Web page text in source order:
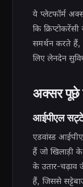
ये प्लेटफॉर्म
कि
समर्थन करते हैं,
लिए लेनदेन
अक्सर पूछे
आईपीएल
एडवांस्ड
हैं जो खिलाड़ी
के उतार-चढ़ाव
हैं, जिससे